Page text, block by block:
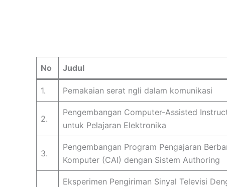
No Judul
1. Pemakaian serat ngli dalam komunikasi
2.
Pengembangan Computer-Assisted
untuk Pelajaran Elektronika
3.
Pengembangan Program Pengajaran
Komputer (CAI) dengan Sistem Authoring
Eksperimen Pengiriman Sinyal Televisi